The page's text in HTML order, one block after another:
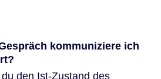
kommuniziere ich
den Ist-Zustand des